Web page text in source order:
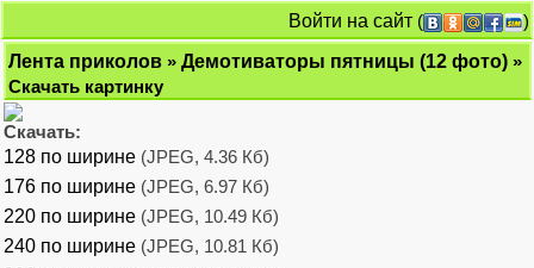
Войти на сайт (
)
Лента приколов » Демотиваторы пятницы (12 фото) »
Скачать картинку
Скачать:
128 по ширине (JPEG, 4.36 Кб)
176 по ширине (JPEG, 6.97 Кб)
220 по ширине (JPEG, 10.49 Кб)
240 по ширине (JPEG, 10.81 Кб)